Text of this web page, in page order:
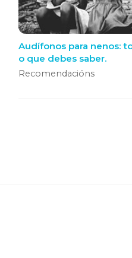
Audífonos para nenos:
o que debes saber.
Recomendacións